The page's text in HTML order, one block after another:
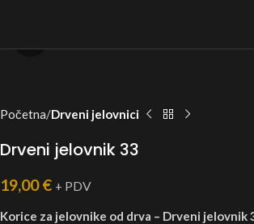
Početna Drveni jelovnici
Drveni jelovnik 33
19,00€ + PDV
Korice za jelovnike od drva – Drveni jelovnik